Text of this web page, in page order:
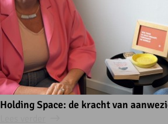
Holding Space: de kracht van